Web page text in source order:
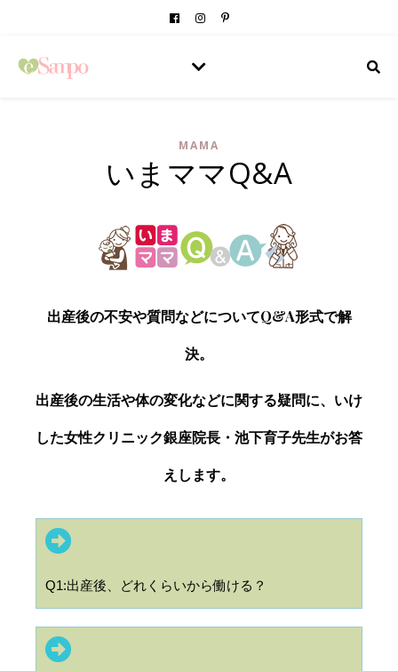
MAMA
いまママQ&A
出産後の不安や質問などについてQ&A形式で解
決。
出産後の生活や体の変化などに関する疑問に、いけ
した女性クリニック銀座院長・池下育子先生がお答
えします。
Q1:出産後、どれくらいから働ける？